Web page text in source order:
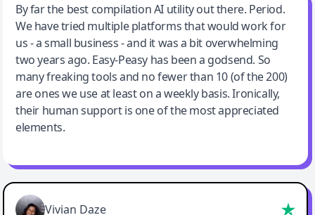
Jeff Wilson
By far the best compilation AI utility
By far the best compilation AI utility out there. Period.
We have tried multiple platforms that would work for
us - a small business - and it was a bit overwhelming
two years ago. Easy-Peasy has been a godsend. So
many freaking tools and no fewer than 10 (of the 200)
are ones we use at least on a weekly basis. Ironically,
their human support is one of the most appreciated
elements.
Vivian Daze